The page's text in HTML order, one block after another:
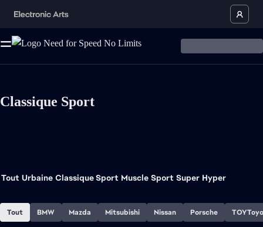
Classique Sport
Tout Urbaine Classique Sport Muscle Sport Super Hyper
Tout BMW Mazda Mitsubishi Nissan Porsche